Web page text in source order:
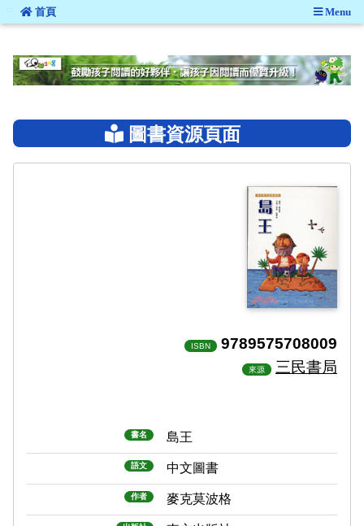
::: 首頁 Menu
圖書資源頁面
ISBN 9789575708009
來源 三民書局
書名 島王
語文 中文圖書
作者 麥克莫波格